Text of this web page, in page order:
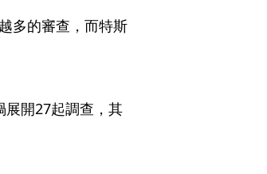
多的審查，而特斯
展開27起調查，其